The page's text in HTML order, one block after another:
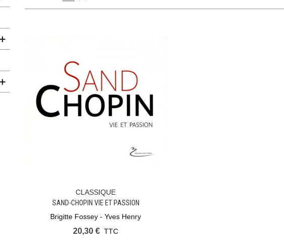
Ajouter Au Panier
CLASSIQUE
SAND-CHOPIN VIE ET PASSION
Brigitte Fossey - Yves Henry
20,30 € TTC